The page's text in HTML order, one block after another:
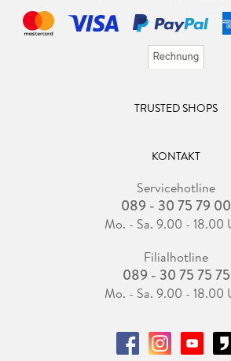
TRUSTED SHOPS
KONTAKT
Servicehotline
089 - 30 75 79 00
Mo. - Sa. 9.00 - 18.00
Filialhotline
089 - 30 75 75 75
Mo. - Sa. 9.00 - 18.00